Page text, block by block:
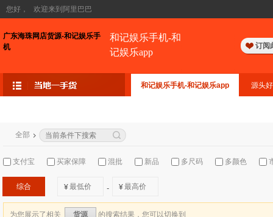
您好， 欢迎来到阿里巴巴
广东海珠网店货源-和记娱乐手
机
和记娱乐手机-和
记娱乐app
订阅
和记娱乐手机-和记娱乐app 源头
全部
支付宝 买家保障 混批 新品 多尺码 多颜色
综合 ¥ - ¥
为您展示了相关 货源 的搜索结果，您可以切换到